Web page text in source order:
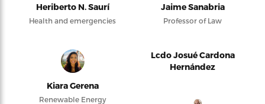
Heriberto N. Saurí
Health and emergencies
Jaime Sanabria
Professor of Law
Kiara Gerena
Renewable Energy
Lcdo Josué Cardona
Hernández